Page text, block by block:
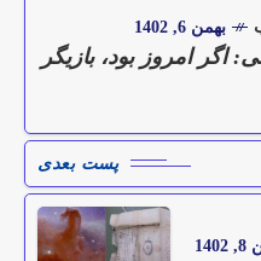
بهمن 6, 1402
اگر امروز بود، بازیگر
پست بعدی